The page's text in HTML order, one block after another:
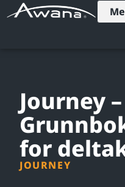
Journey
for
JOURNEY